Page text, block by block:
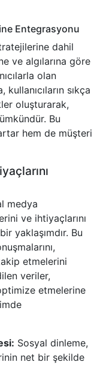
Entegrasyonu
dahil
ve algılarına göre
olan
kullanıcıların sıkça
oluşturarak,
Bu
hem de müşteri
medya
ve ihtiyaçlarını
yaklaşımdır. Bu
etmelerini
veriler,
etmelerine
Sosyal dinleme,
net bir şekilde